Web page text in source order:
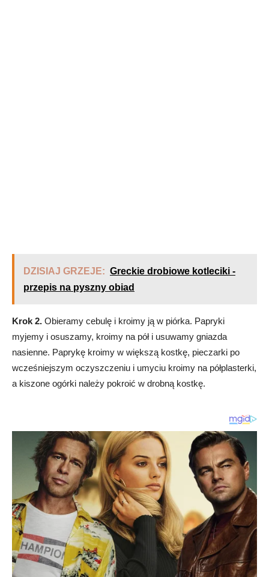
DZISIAJ GRZEJE: Greckie drobiowe kotleciki -
przepis na pyszny obiad
Krok 2. Obieramy cebulę i kroimy ją w piórka. Papryki
myjemy i osuszamy, kroimy na pół i usuwamy gniazda
nasienne. Paprykę kroimy w większą kostkę, pieczarki po
wcześniejszym oczyszczeniu i umyciu kroimy na półplasterki,
a kiszone ogórki należy pokroić w drobną kostkę.